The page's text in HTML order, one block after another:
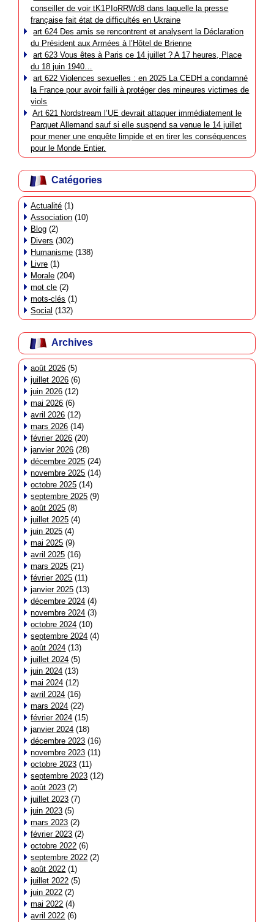
conseiller de voir tK1PIoRRWd8 dans laquelle la presse
française fait état de difficultés en Ukraine
art 624 Des amis se rencontrent et analysent la Déclaration
du Président aux Armées à l’Hôtel de Brienne
art 623 Vous êtes à Paris ce 14 juillet ? A 17 heures, Place
du 18 juin 1940…
art 622 Violences sexuelles : en 2025 La CEDH a condamné
la France pour avoir failli à protéger des mineures victimes de
viols
Art 621 Nordstream l’UE devrait attaquer immédiatement le
Parquet Allemand sauf si elle suspend sa venue le 14 juillet
pour mener une enquête limpide et en tirer les conséquences
pour le Monde Entier.
Catégories
Actualité (1)
Association (10)
Blog (2)
Divers (302)
Humanisme (138)
Livre (1)
Morale (204)
mot cle (2)
mots-clés (1)
Social (132)
Archives
août 2026 (5)
juillet 2026 (6)
juin 2026 (12)
mai 2026 (6)
avril 2026 (12)
mars 2026 (14)
février 2026 (20)
janvier 2026 (28)
décembre 2025 (24)
novembre 2025 (14)
octobre 2025 (14)
septembre 2025 (9)
août 2025 (8)
juillet 2025 (4)
juin 2025 (4)
mai 2025 (9)
avril 2025 (16)
mars 2025 (21)
février 2025 (11)
janvier 2025 (13)
décembre 2024 (4)
novembre 2024 (3)
octobre 2024 (10)
septembre 2024 (4)
août 2024 (13)
juillet 2024 (5)
juin 2024 (13)
mai 2024 (12)
avril 2024 (16)
mars 2024 (22)
février 2024 (15)
janvier 2024 (18)
décembre 2023 (16)
novembre 2023 (11)
octobre 2023 (11)
septembre 2023 (12)
août 2023 (2)
juillet 2023 (7)
juin 2023 (5)
mars 2023 (2)
février 2023 (2)
octobre 2022 (6)
septembre 2022 (2)
août 2022 (1)
juillet 2022 (5)
juin 2022 (2)
mai 2022 (4)
avril 2022 (6)